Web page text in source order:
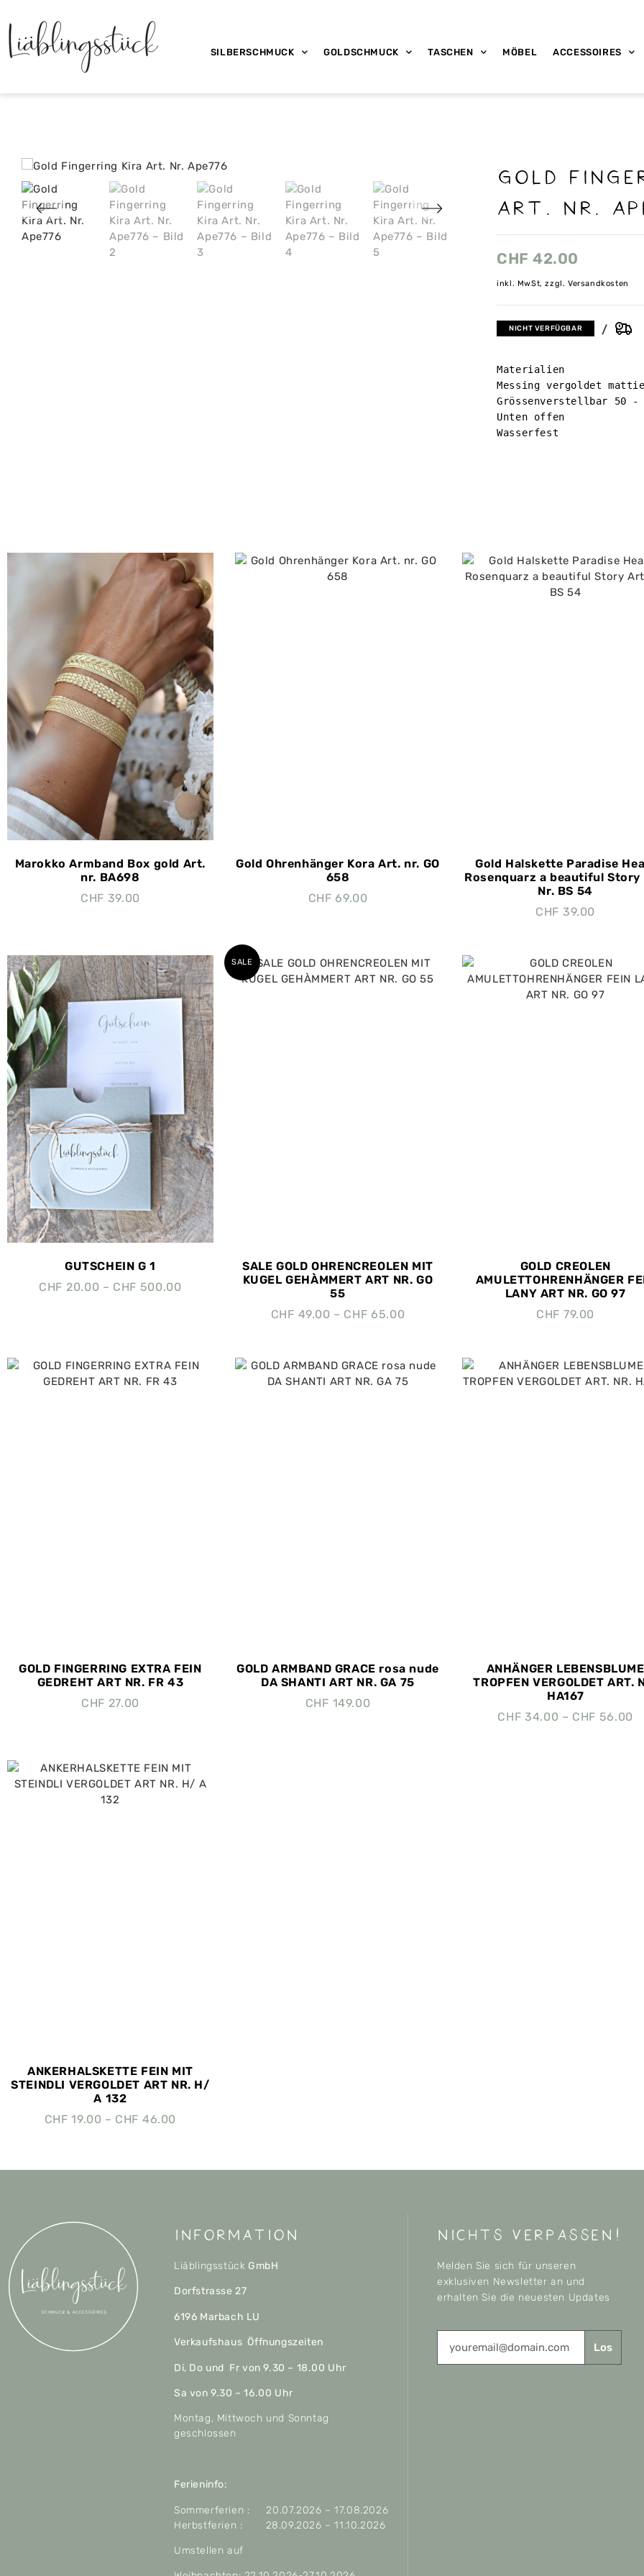
SILBERSCHMUCK GOLDSCHMUCK TASCHEN MÖBEL ACCESSOIRES
Gold
Art. Nr.
CHF 42.00
inkl. MwSt, zzgl. Versandkosten
NICHT VERFÜGBAR
Materialien
Messing vergoldet
Grössenverstellbar 50
Unten offen
Wasserfest
Marokko Armband Box gold Art.
nr. BA698
CHF 39.00
Gold Ohrenhänger Kora Art. nr. GO
658
CHF 69.00
Gold Halskette Paradise
Rosenquarz a beautiful Story
Nr. BS 54
CHF 39.00
GUTSCHEIN G 1
CHF 20.00 – CHF 500.00
SALE
SALE GOLD OHRENCREOLEN MIT
KUGEL GEHÀMMERT ART NR. GO
55
CHF 49.00 – CHF 65.00
GOLD CREOLEN
AMULETTOHRENHÄNGER
LANY ART NR. GO 97
CHF 79.00
GOLD FINGERRING EXTRA FEIN
GEDREHT ART NR. FR 43
CHF 27.00
GOLD ARMBAND GRACE rosa nude
DA SHANTI ART NR. GA 75
CHF 149.00
ANHÄNGER LEBENSBLUME
TROPFEN VERGOLDET ART.
HA167
CHF 34.00 – CHF 56.00
ANKERHALSKETTE FEIN MIT
STEINDLI VERGOLDET ART NR. H/
A 132
CHF 19.00 – CHF 46.00
Information
Liäblingsstück GmbH
Dorfstrasse 27
6196 Marbach LU
Verkaufshaus Öffnungszeiten
Di, Do und Fr von 9.30 – 18.00 Uhr
Sa von 9.30 – 16.00 Uhr
Montag, Mittwoch und Sonntag
geschlossen
Ferieninfo:
Sommerferien : 20.07.2026 – 17.08.2026
Herbstferien : 28.09.2026 – 11.10.2026
Umstellen auf
nichts verpassen!
Melden Sie sich für unseren
exklusiven Newsletter an und
erhalten Sie die neuesten Updates
Los